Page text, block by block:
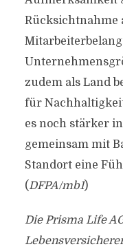
Rücksichtnahme
zudem als Land
für
es noch stärker
gemeinsam mit
Standort eine
(DFPA/mb1)
Die Prisma Life